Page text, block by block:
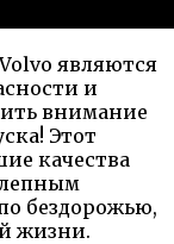
являются
и
внимание
Этот
качества
бездорожью,
жизни.